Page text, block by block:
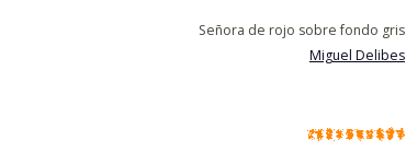
Señora de rojo sobre fondo gris
Miguel Delibes